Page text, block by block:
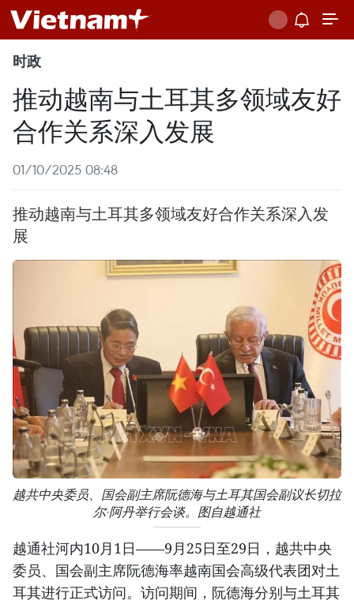
时政
推动越南与土耳其多领域友好
合作关系深入发展
01/10/2025 08:48
推动越南与土耳其多领域友好合作关系深入发
展
越共中央委员、国会副主席阮德海与土耳其国会副议长切拉
尔·阿丹举行会谈。图自越通社
越通社河内10月1日——9月25日至29日，越共中央
委员、国会副主席阮德海率越南国会高级代表团对土
耳其进行正式访问。访问期间，阮德海分别与土耳其